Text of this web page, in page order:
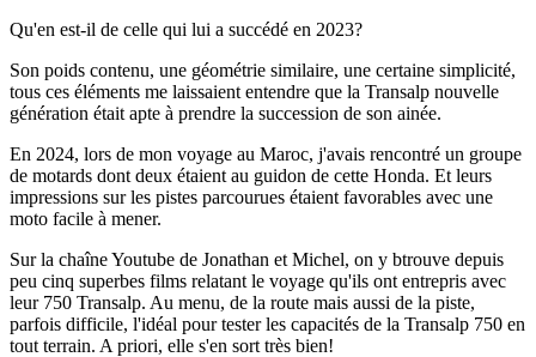
Qu'en est-il de celle qui lui a succédé en 2023?
Son poids contenu, une géométrie similaire, une certaine simplicité,
tous ces éléments me laissaient entendre que la Transalp nouvelle
génération était apte à prendre la succession de son ainée.
En 2024, lors de mon voyage au Maroc, j'avais rencontré un groupe
de motards dont deux étaient au guidon de cette Honda. Et leurs
impressions sur les pistes parcourues étaient favorables avec une
moto facile à mener.
Sur la chaîne Youtube de Jonathan et Michel, on y btrouve depuis
peu cinq superbes films relatant le voyage qu'ils ont entrepris avec
leur 750 Transalp. Au menu, de la route mais aussi de la piste,
parfois difficile, l'idéal pour tester les capacités de la Transalp 750 en
tout terrain. A priori, elle s'en sort très bien!